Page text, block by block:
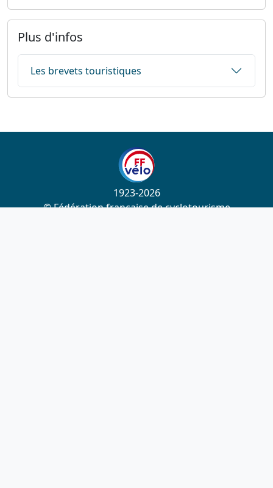
Plus d'infos
Les brevets touristiques
1923-2026
© Fédération française de cyclotourisme